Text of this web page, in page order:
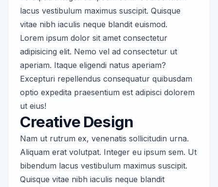
lacus vestibulum maximus suscipit. Quisque
vitae nibh iaculis neque blandit euismod.
Lorem ipsum dolor sit amet consectetur
adipisicing elit. Nemo vel ad consectetur ut
aperiam. Itaque eligendi natus aperiam?
Excepturi repellendus consequatur quibusdam
optio expedita praesentium est adipisci dolorem
ut eius!
Creative Design
Nam ut rutrum ex, venenatis sollicitudin urna.
Aliquam erat volutpat. Integer eu ipsum sem. Ut
bibendum lacus vestibulum maximus suscipit.
Quisque vitae nibh iaculis neque blandit